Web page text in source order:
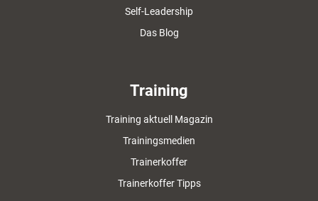
Self-Leadership
Das Blog
Training
Training aktuell Magazin
Trainingsmedien
Trainerkoffer
Trainerkoffer Tipps